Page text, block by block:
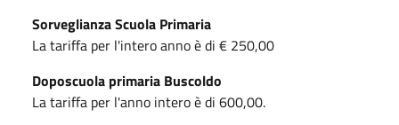
Sorveglianza Scuola Primaria
La tariffa per l'intero anno è di € 250,00
Doposcuola primaria Buscoldo
La tariffa per l'anno intero è di 600,00.